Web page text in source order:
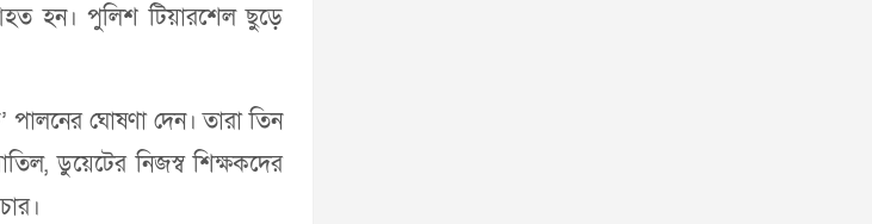
হন। পুলিশ টিয়ারশেল ছুড়ে
পালনের ঘোষণা দেন। তারা তিন
ডুয়েটের নিজস্ব শিক্ষকদের